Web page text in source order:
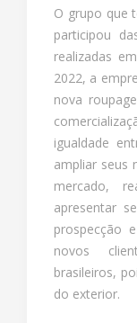
O grupo que
participou
realizadas
2022, a
nova
igualdade
ampliar seus
mercado,
apresentar
prospecção
novos
brasileiros,
do exterior.